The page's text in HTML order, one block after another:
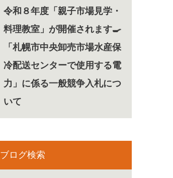
令和８年度「親子市場見学・
料理教室」が開催されます🍳
「札幌市中央卸売市場水産保
冷配送センターで使用する電
力」に係る一般競争入札につ
いて
ブログ検索